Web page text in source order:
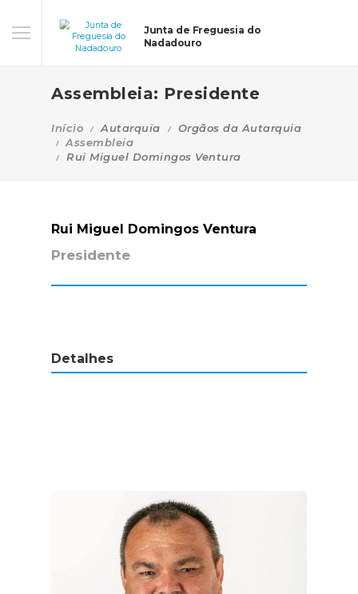
Junta de Freguesia do
Nadadouro
Assembleia: Presidente
Início Autarquia
Orgãos da Autarquia
Assembleia
Rui Miguel Domingos Ventura
Rui Miguel Domingos Ventura
Presidente
Detalhes